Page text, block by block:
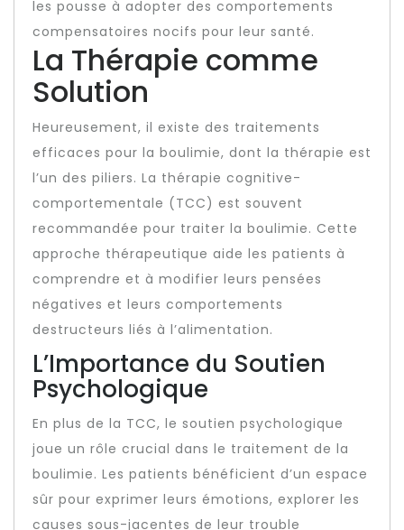
les pousse à adopter des comportements
compensatoires nocifs pour leur santé.
La Thérapie comme
Solution
Heureusement, il existe des traitements
efficaces pour la boulimie, dont la thérapie est
l’un des piliers. La thérapie cognitive-
comportementale (TCC) est souvent
recommandée pour traiter la boulimie. Cette
approche thérapeutique aide les patients à
comprendre et à modifier leurs pensées
négatives et leurs comportements
destructeurs liés à l’alimentation.
L’Importance du Soutien
Psychologique
En plus de la TCC, le soutien psychologique
joue un rôle crucial dans le traitement de la
boulimie. Les patients bénéficient d’un espace
sûr pour exprimer leurs émotions, explorer les
causes sous-jacentes de leur trouble